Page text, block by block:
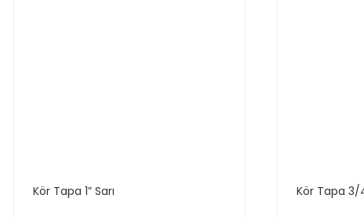
Kör Tapa 1” Sarı Kör Tapa 3/